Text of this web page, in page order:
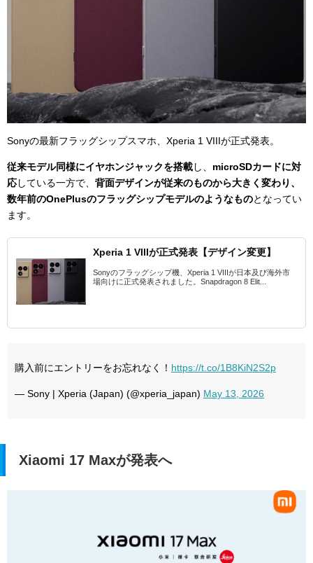
Sonyの最新フラッグシップスマホ、Xperia 1 VIIIが正式発表。
従来モデル同様にイヤホンジャックを搭載し、 microSDカードに対
応している一方で、 背面デザインが従来のものから大きく変わり、
数年前のOnePlusのフラッグシップモデルのようなものとなってい
ます。
Xperia 1 VIIIが正式発表【デザイン変更】
Sonyのフラッグシップ機、Xperia 1 VIIIが日本及び海外市
場向けに正式発表されました。Snapdragon 8 Elit...
購入前にエントリーをお忘れなく！ https://t.co/1B8KiN2S2p
— Sony | Xperia (Japan) (@xperia_japan) May 13, 2026
Xiaomi 17 Maxが発表へ